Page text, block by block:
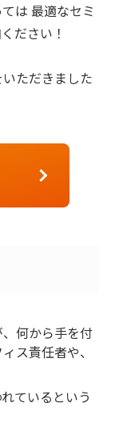
は 最適なセミ
ださい！
ただきました
何から手を付
ス責任者や、
ているという